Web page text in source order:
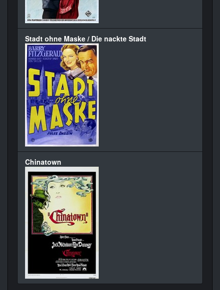
Stadt ohne Maske / Die nackte Stadt
Chinatown